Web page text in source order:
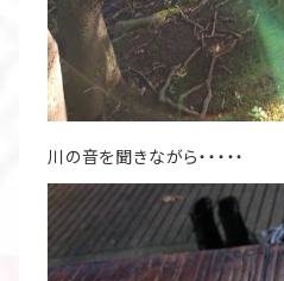
川の音を聞きながら・・・・・